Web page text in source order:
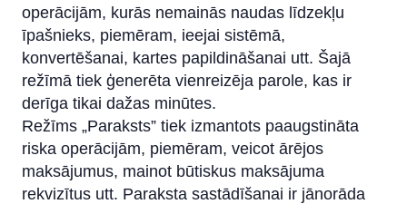
operācijām, kurās nemainās naudas līdzekļu
īpašnieks, piemēram, ieejai sistēmā,
konvertēšanai, kartes papildināšanai utt. Šajā
režīmā tiek ģenerēta vienreizēja parole, kas ir
derīga tikai dažas minūtes.
Režīms „Paraksts” tiek izmantots paaugstināta
riska operācijām, piemēram, veicot ārējos
maksājumus, mainot būtiskus maksājuma
rekvizītus utt. Paraksta sastādīšanai ir jānorāda